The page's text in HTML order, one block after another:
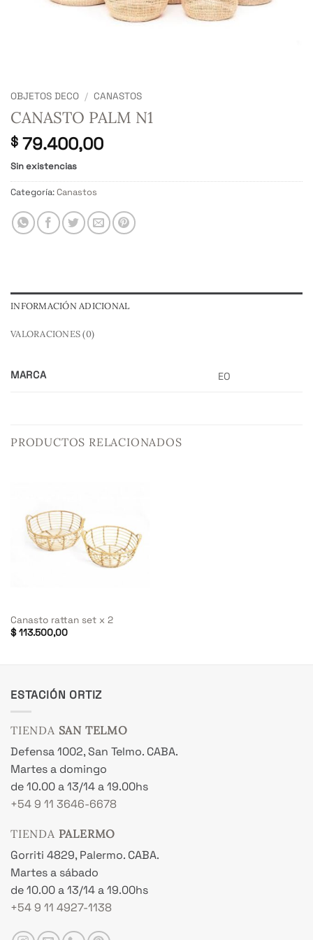
OBJETOS DECO / CANASTOS
CANASTO PALM N1
$ 79.400,00
Sin existencias
Categoría:Canastos
INFORMACIÓN ADICIONAL
VALORACIONES (0)
MARCA EO
PRODUCTOS RELACIONADOS
Canasto rattan set x 2
$113.500,00
ESTACIÓN ORTIZ
TIENDA SAN TELMO
Defensa 1002, San Telmo. CABA.
Martes a domingo
de 10.00 a 13/14 a 19.00hs
+54 9 11 3646-6678
TIENDA PALERMO
Gorriti 4829, Palermo. CABA.
Martes a sábado
de 10.00 a 13/14 a 19.00hs
+54 9 11 4927-1138